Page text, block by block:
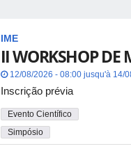
IME
II WORKSHOP DE
12/08/2026 - 08:00 jusqu'à 14/
Inscrição prévia
Evento Científico
Simpósio